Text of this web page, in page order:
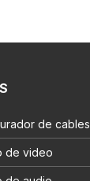
de cables
de video